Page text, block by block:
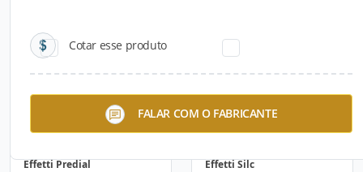
Cotar esse produto
FALAR COM O FABRICANTE
Effetti Predial Effetti Silc